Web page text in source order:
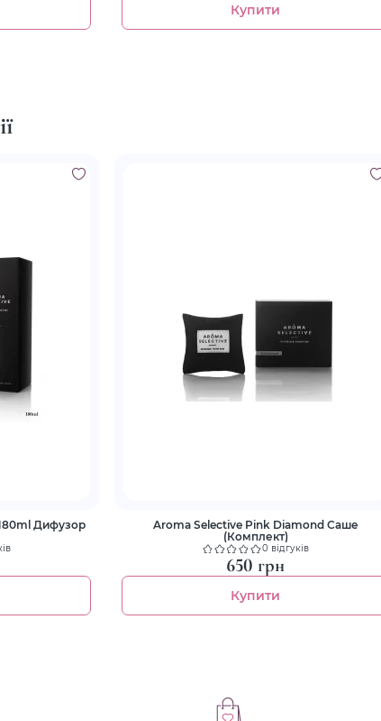
Купити
Aroma Selective Pink Diamond Саше
(Комплект)
0 відгуків
650 грн
Купити